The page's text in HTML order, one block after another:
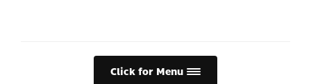
Click for Menu